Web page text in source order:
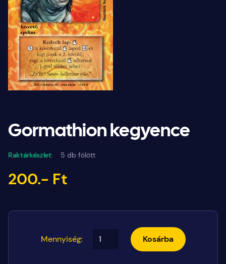
Gormathion kegyence
Raktárkészlet: 5 db fölött
200.- Ft
Mennyiség: Kosárba